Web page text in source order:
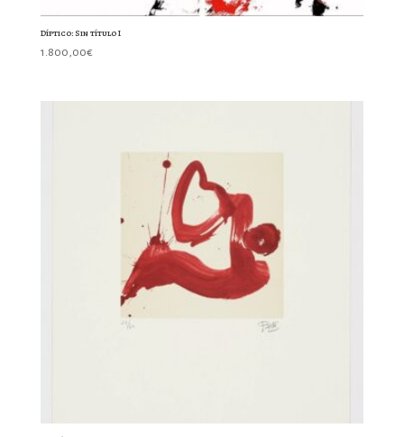
Díptico: Sin título I
1.800,00€